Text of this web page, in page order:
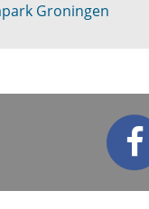
Groningen